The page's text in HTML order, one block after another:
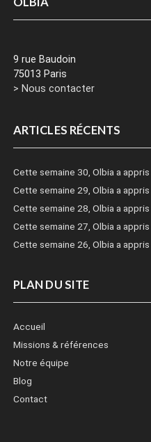
9 rue Baudoin
75013 Paris
> Nous contacter
ARTICLES RÉCENTS
Cette semaine 30, Olbia a appris
Cette semaine 29, Olbia a appris
Cette semaine 28, Olbia a appris
Cette semaine 27, Olbia a appris
Cette semaine 26, Olbia a appris
PLAN DU SITE
Accueil
Missions & références
Notre équipe
Blog
Contact